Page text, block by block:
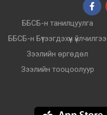
ББСБ-н танилцуулга
ББСБ-н Бүтээгдэхүүн үйлчилгээ
Зээлийн өргөдөл
Зээлийн тооцоолуур